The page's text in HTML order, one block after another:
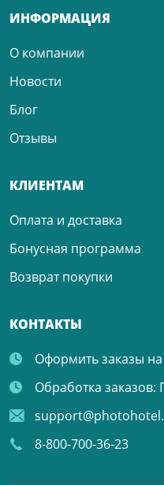
ИНФОРМАЦИЯ
О компании
Новости
Блог
Отзывы
КЛИЕНТАМ
Оплата и доставка
Бонусная программа
Возврат покупки
КОНТАКТЫ
Оформить заказы на
Обработка заказов:
8-800-700-36-23